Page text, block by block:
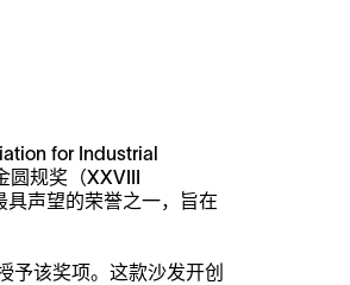
for Industrial
规奖（XXVIII
具声望的荣誉之一，旨在
予该奖项。这款沙发开创